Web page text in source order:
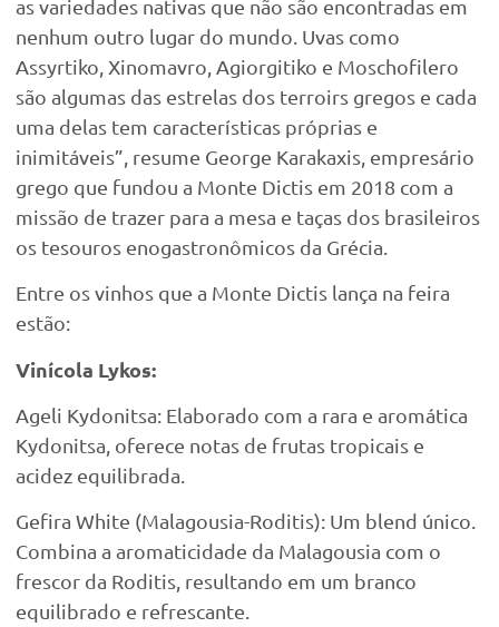
as variedades nativas que não são encontradas em
nenhum outro lugar do mundo. Uvas como
Assyrtiko, Xinomavro, Agiorgitiko e Moschofilero
são algumas das estrelas dos terroirs gregos e cada
uma delas tem características próprias e
inimitáveis”, resume George Karakaxis, empresário
grego que fundou a Monte Dictis em 2018 com a
missão de trazer para a mesa e taças dos brasileiros
os tesouros enogastronômicos da Grécia.
Entre os vinhos que a Monte Dictis lança na feira
estão:
Vinícola Lykos:
Ageli Kydonitsa: Elaborado com a rara e aromática
Kydonitsa, oferece notas de frutas tropicais e
acidez equilibrada.
Gefira White (Malagousia-Roditis): Um blend único.
Combina a aromaticidade da Malagousia com o
frescor da Roditis, resultando em um branco
equilibrado e refrescante.